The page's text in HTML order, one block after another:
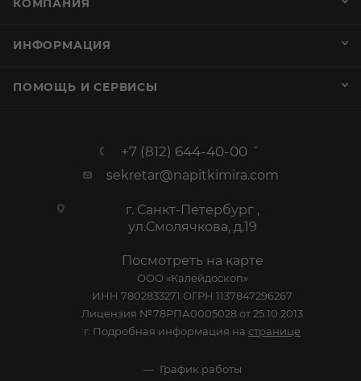
КОМПАНИЯ
ИНФОРМАЦИЯ
ПОМОЩЬ И СЕРВИСЫ
+7 (812) 644-40-00
sekretar@napitkimira.com
г. Санкт-Петербург ,
ул.Смолячкова, д.19
Посмотреть на карте
ООО «Калейдоскоп»
ИНН 7802833271 ОГРН 1137847296267
Лицензия №78РПА0005028 от 25.10.2013
г. Подробная информация на странице
График работы